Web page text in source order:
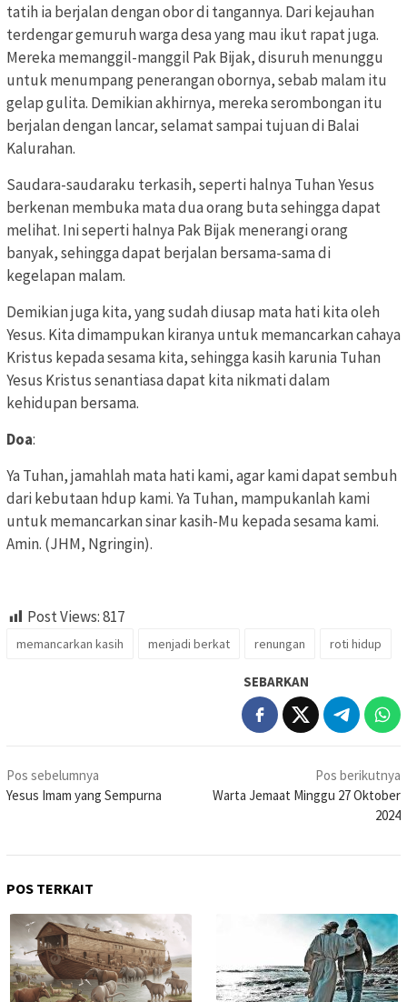
tatih ia berjalan dengan obor di tangannya. Dari kejauhan
terdengar gemuruh warga desa yang mau ikut rapat juga.
Mereka memanggil-manggil Pak Bijak, disuruh menunggu
untuk menumpang penerangan obornya, sebab malam itu
gelap gulita. Demikian akhirnya, mereka serombongan itu
berjalan dengan lancar, selamat sampai tujuan di Balai
Kalurahan.
Saudara-saudaraku terkasih, seperti halnya Tuhan Yesus
berkenan membuka mata dua orang buta sehingga dapat
melihat. Ini seperti halnya Pak Bijak menerangi orang
banyak, sehingga dapat berjalan bersama-sama di
kegelapan malam.
Demikian juga kita, yang sudah diusap mata hati kita oleh
Yesus. Kita dimampukan kiranya untuk memancarkan cahaya
Kristus kepada sesama kita, sehingga kasih karunia Tuhan
Yesus Kristus senantiasa dapat kita nikmati dalam
kehidupan bersama.
Doa:
Ya Tuhan, jamahlah mata hati kami, agar kami dapat sembuh
dari kebutaan hdup kami. Ya Tuhan, mampukanlah kami
untuk memancarkan sinar kasih-Mu kepada sesama kami.
Amin. (JHM, Ngringin).
Post Views:817
memancarkan kasih menjadi berkat renungan roti hidup
SEBARKAN
Navigasi
pos
Pos sebelumnya
Yesus Imam yang Sempurna
Pos berikutnya
Warta Jemaat Minggu 27 Oktober
2024
POS TERKAIT